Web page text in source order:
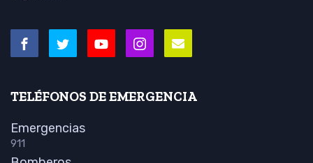
TELÉFONOS DE EMERGENCIA
Emergencias
911